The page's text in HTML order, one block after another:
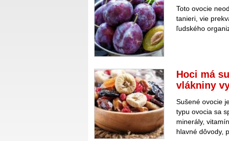
Toto ovocie
tanieri, vie
ľudského
Hoci má
vlákniny
Sušené ovocie
typu ovocia sa
minerály,
hlavné dôvody,